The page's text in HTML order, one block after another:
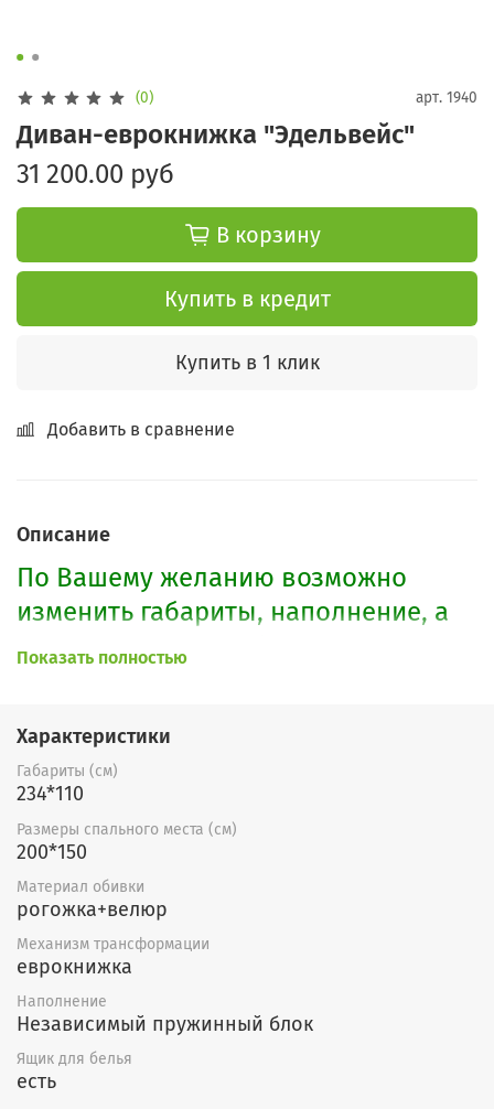
(0) арт. 1940
Диван-еврокнижка "Эдельвейс"
31 200.00 руб
В корзину
Купить в кредит
Купить в 1 клик
Добавить в сравнение
Описание
По Вашему желанию возможно
изменить габариты, наполнение, а
также расцветку. Образцы можно
Показать полностью
Характеристики
Габариты (см)
234*110
Размеры спального места (см)
200*150
Материал обивки
рогожка+велюр
Механизм трансформации
еврокнижка
Наполнение
Независимый пружинный блок
Ящик для белья
есть